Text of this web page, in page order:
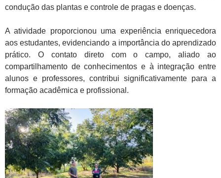
condução das plantas e controle de pragas e doenças.
A atividade proporcionou uma experiência enriquecedora
aos estudantes, evidenciando a importância do aprendizado
prático. O contato direto com o campo, aliado ao
compartilhamento de conhecimentos e à integração entre
alunos e professores, contribui significativamente para a
formação acadêmica e profissional.